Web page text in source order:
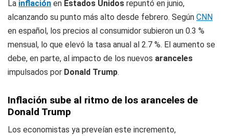
La inflación en Estados Unidos repuntó en junio,
alcanzando su punto más alto desde febrero. Según CNN
en español, los precios al consumidor subieron un 0.3 %
mensual, lo que elevó la tasa anual al 2.7 %. El aumento se
debe, en parte, al impacto de los nuevos aranceles
impulsados por Donald Trump.
Inflación sube al ritmo de los aranceles de
Donald Trump
Los economistas ya preveían este incremento,